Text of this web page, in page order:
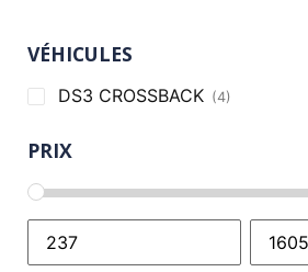
VÉHICULES
DS3 CROSSBACK (4)
PRIX